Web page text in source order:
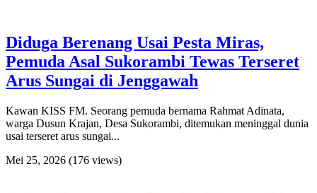
Diduga Berenang Usai Pesta Miras,
Pemuda Asal Sukorambi Tewas Terseret
Arus Sungai di Jenggawah
Kawan KISS FM. Seorang pemuda bernama Rahmat Adinata,
warga Dusun Krajan, Desa Sukorambi, ditemukan meninggal dunia
usai terseret arus sungai...
Mei 25, 2026 (176 views)